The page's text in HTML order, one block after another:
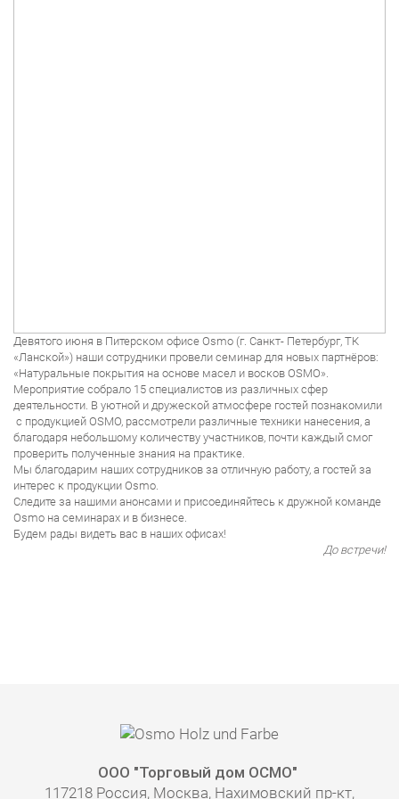
Девятого июня в Питерском офисе Osmo (г. Санкт- Петербург, ТК
«Ланской») наши сотрудники провели семинар для новых партнёров:
«Натуральные покрытия на основе масел и восков OSMO».
Мероприятие собрало 15 специалистов из различных сфер
деятельности. В уютной и дружеской атмосфере гостей познакомили
с продукцией OSMO, рассмотрели различные техники нанесения, а
благодаря небольшому количеству участников, почти каждый смог
проверить полученные знания на практике.
Мы благодарим наших сотрудников за отличную работу, а гостей за
интерес к продукции Osmo.
Следите за нашими анонсами и присоединяйтесь к дружной команде
Osmo на семинарах и в бизнесе.
Будем рады видеть вас в наших офисах!
До встречи!
ООО "Торговый дом ОСМО"
117218 Россия, Москва, Нахимовский пр-кт,